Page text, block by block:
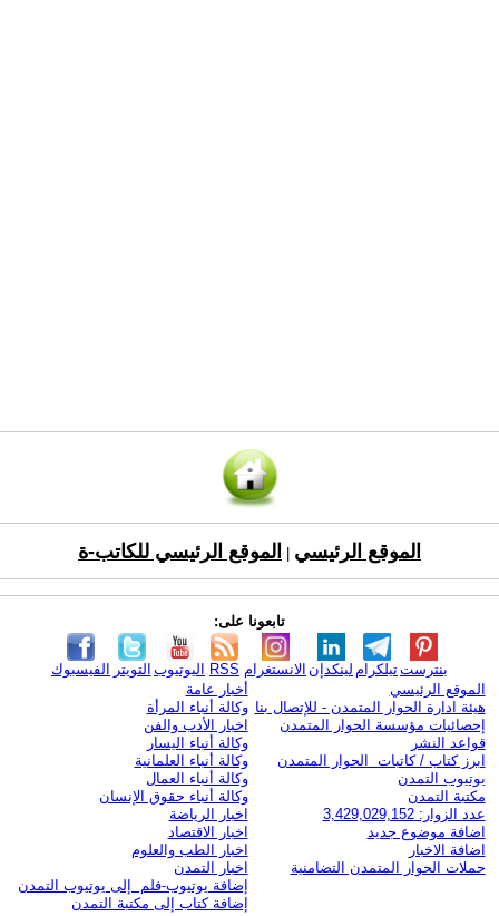
الموقع الرئيسي الموقع الرئيسي للكاتب-ة
تابعونا على:
الفيسبوك التويتر اليوتيوب RSS الانستغرام لينكدإن تيلكرامبنترست
الموقع الرئيسي
هيئة ادارة الحوار المتمدن - للإتصال بنا
إحصائيات مؤسسة الحوار المتمدن
قواعد النشر
ابرز كتاب / كاتبات الحوار المتمدن
يوتيوب التمدن
مكتبة التمدن
عدد الزوار: 3,429,029,152
اضافة موضوع جديد
اضافة الاخبار
حملات الحوار المتمدن التضامنية
أخبار عامة
وكالة أنباء المرأة
اخبار الأدب والفن
وكالة أنباء اليسار
وكالة أنباء العلمانية
وكالة أنباء العمال
وكالة أنباء حقوق الإنسان
اخبار الرياضة
اخبار الاقتصاد
اخبار الطب والعلوم
اخبار التمدن
إضافة يوتيوب-فلم إلى يوتيوب التمدن
إضافة كتاب إلى مكتبة التمدن